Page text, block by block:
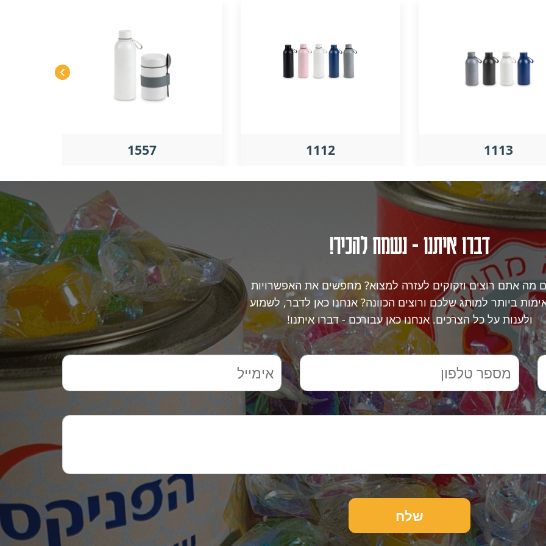
1113
1112
1557
דברו איתנו - נשמח להכיר!
מה אתם רוצים וזקוקים לעזרה למצוא? מחפשים את האפשרויות
ביותר למותג שלכם ורוצים הכוונה? אנחנו כאן לדבר, לשמוע
ולענות על כל הצרכים. אנחנו כאן עבורכם - דברו איתנו!